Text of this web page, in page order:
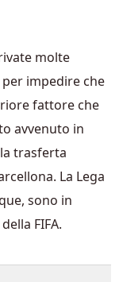
molte
per impedire che
fattore che
avvenuto in
trasferta
La Lega
sono in
FIFA.